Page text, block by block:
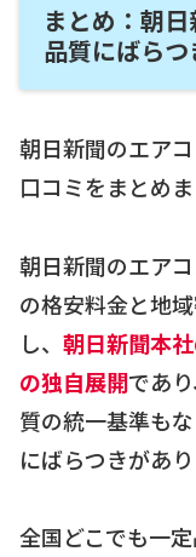
まとめ：朝
品質にばらつ
朝日新聞のエア
口コミをまとめま
朝日新聞のエア
の格安料金と地
し、 朝日新聞本
の独自展開であ
質の統一基準も
にばらつきがあり
全国どこでも一